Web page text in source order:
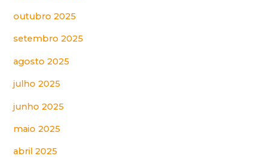
outubro 2025
setembro 2025
agosto 2025
julho 2025
junho 2025
maio 2025
abril 2025